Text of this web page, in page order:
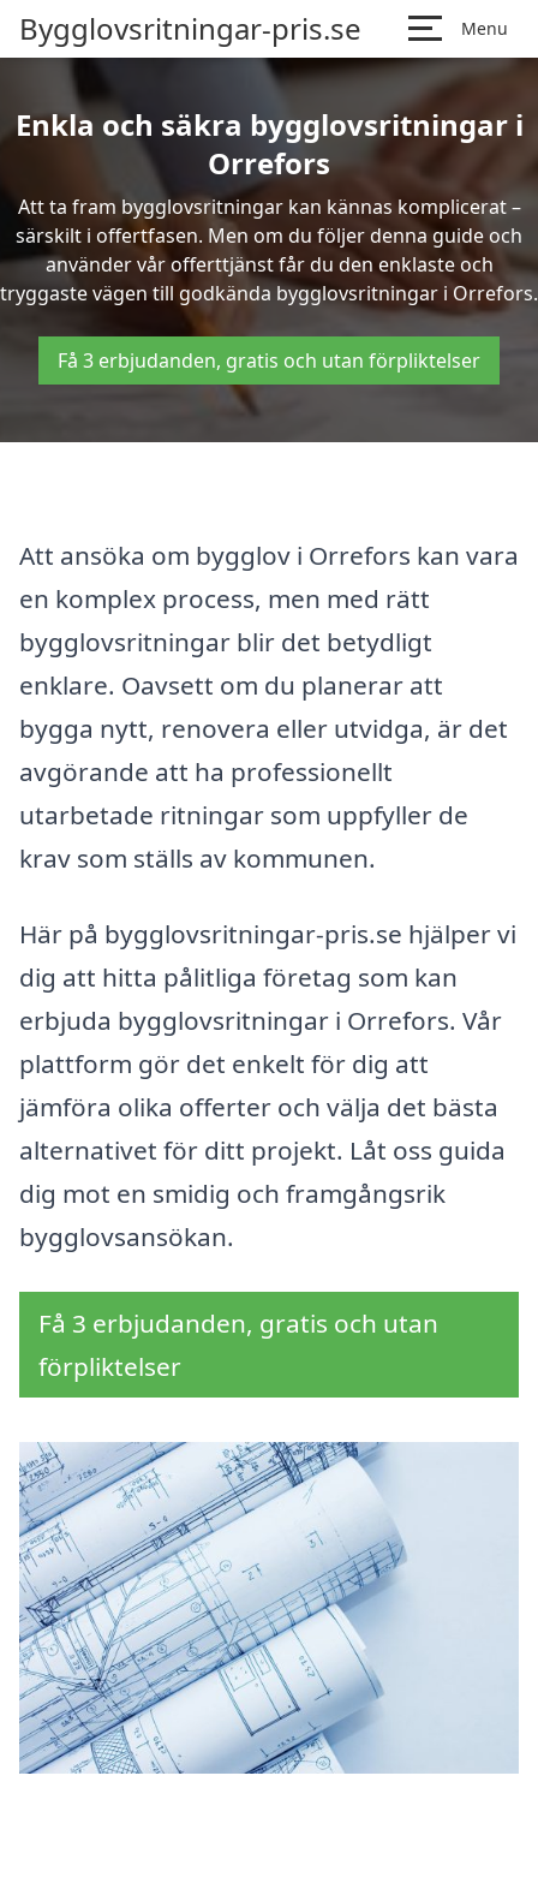
Bygglovsritningar-pris.se Menu
Enkla och säkra bygglovsritningar i
Orrefors
Att ta fram bygglovsritningar kan kännas komplicerat –
särskilt i offertfasen. Men om du följer denna guide och
använder vår offerttjänst får du den enklaste och
tryggaste vägen till godkända bygglovsritningar i Orrefors.
Få 3 erbjudanden, gratis och utan förpliktelser
Att ansöka om bygglov i Orrefors kan vara
en komplex process, men med rätt
bygglovsritningar blir det betydligt
enklare. Oavsett om du planerar att
bygga nytt, renovera eller utvidga, är det
avgörande att ha professionellt
utarbetade ritningar som uppfyller de
krav som ställs av kommunen.
Här på bygglovsritningar-pris.se hjälper vi
dig att hitta pålitliga företag som kan
erbjuda bygglovsritningar i Orrefors. Vår
plattform gör det enkelt för dig att
jämföra olika offerter och välja det bästa
alternativet för ditt projekt. Låt oss guida
dig mot en smidig och framgångsrik
bygglovsansökan.
Få 3 erbjudanden, gratis och utan
förpliktelser